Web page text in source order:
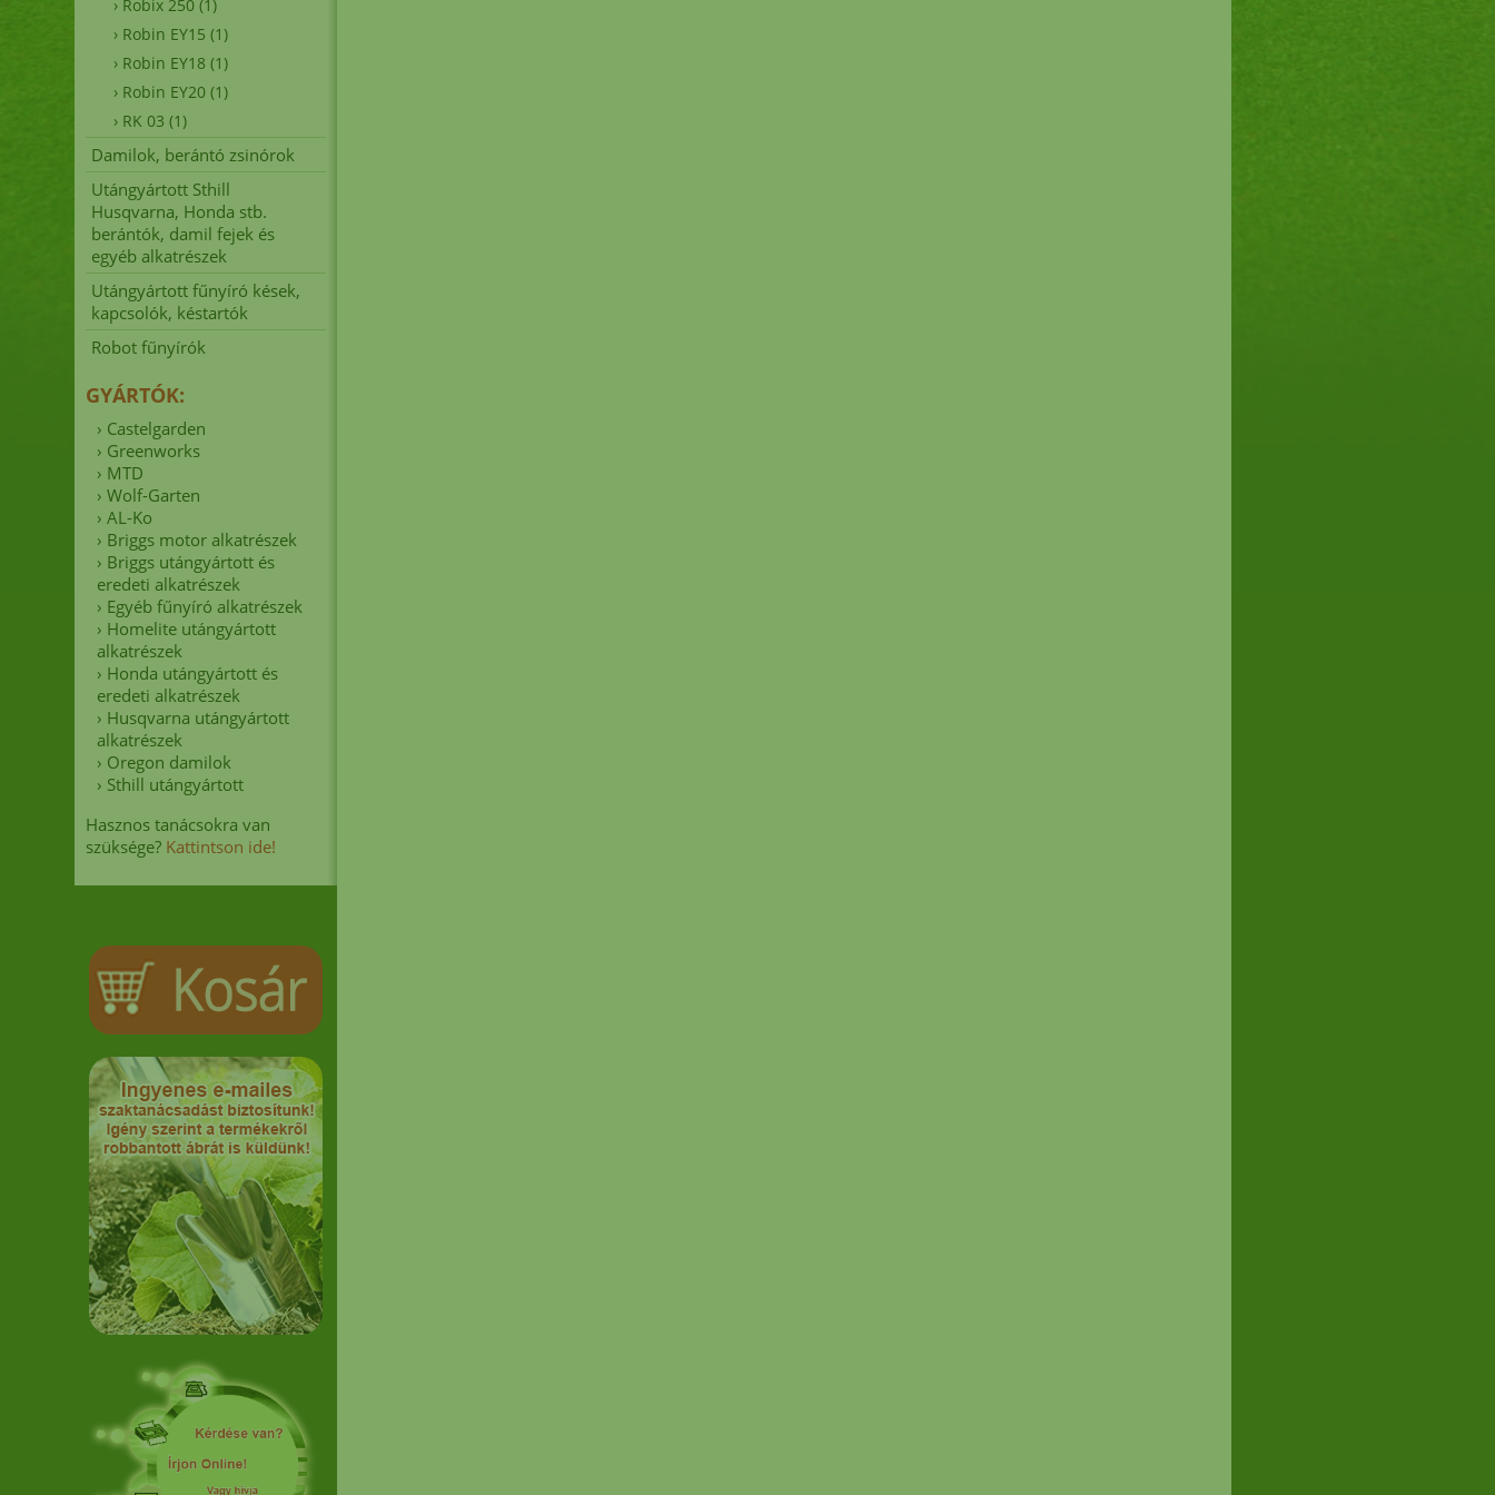
› Robix 250 (1)
› Robin EY15 (1)
› Robin EY18 (1)
› Robin EY20 (1)
› RK 03 (1)
Damilok, berántó zsinórok
Utángyártott Sthill
Husqvarna, Honda stb.
berántók, damil fejek és
egyéb alkatrészek
Utángyártott fűnyíró kések,
kapcsolók, késtartók
Robot fűnyírók
GYÁRTÓK:
› Castelgarden
› Greenworks
› MTD
› Wolf-Garten
› AL-Ko
› Briggs motor alkatrészek
› Briggs utángyártott és
eredeti alkatrészek
› Egyéb fűnyíró alkatrészek
› Homelite utángyártott
alkatrészek
› Honda utángyártott és
eredeti alkatrészek
› Husqvarna utángyártott
alkatrészek
› Oregon damilok
› Sthill utángyártott
Hasznos tanácsokra van
szüksége? Kattintson ide!